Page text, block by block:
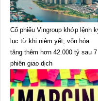
Cổ phiếu Vingroup khớp lệnh
lục từ khi niêm yết, vốn hóa
tăng thêm hơn 42.000 tỷ sau 7
phiên giao dịch